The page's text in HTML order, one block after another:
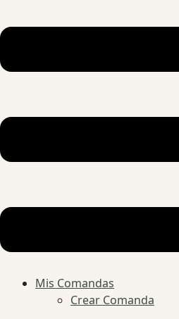
Mis Comandas
Crear Comanda